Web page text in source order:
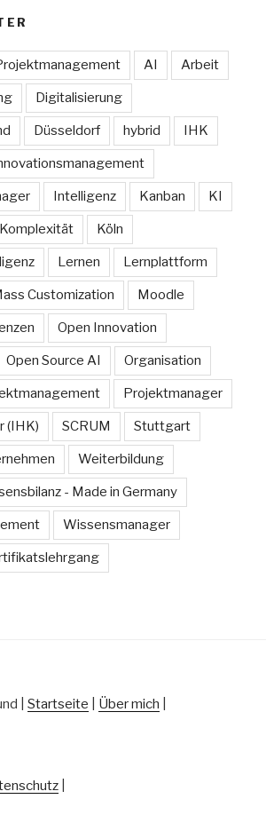
AI Arbeit
Digitalisierung
Düsseldorf hybrid IHK
Intelligenz Kanban KI
Komplexität Köln
Lernen Lernplattform
Customization Moodle
Open Innovation
Open Source AI Organisation
Projektmanager
(IHK) SCRUM Stuttgart
Weiterbildung
- Made in Germany
Wissensmanager
| Startseite Über mich